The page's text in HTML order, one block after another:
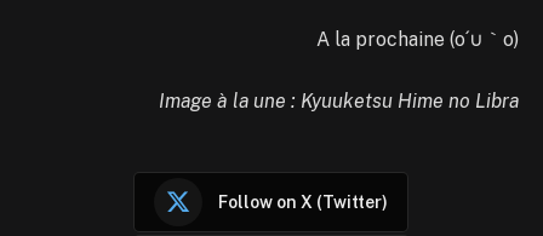
A la prochaine (o´∪｀o)
Image à la une : Kyuuketsu Hime no Libra
Follow on X (Twitter)